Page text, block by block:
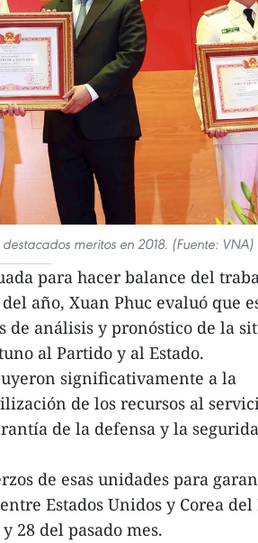
meritos en 2018. (Fuente: VNA)
para hacer balance del
año, Xuan Phuc evaluó que
análisis y pronóstico de la
al Partido y al Estado.
significativamente a la
de los recursos al
de la defensa y la
de esas unidades para
Estados Unidos y Corea del
28 del pasado mes.